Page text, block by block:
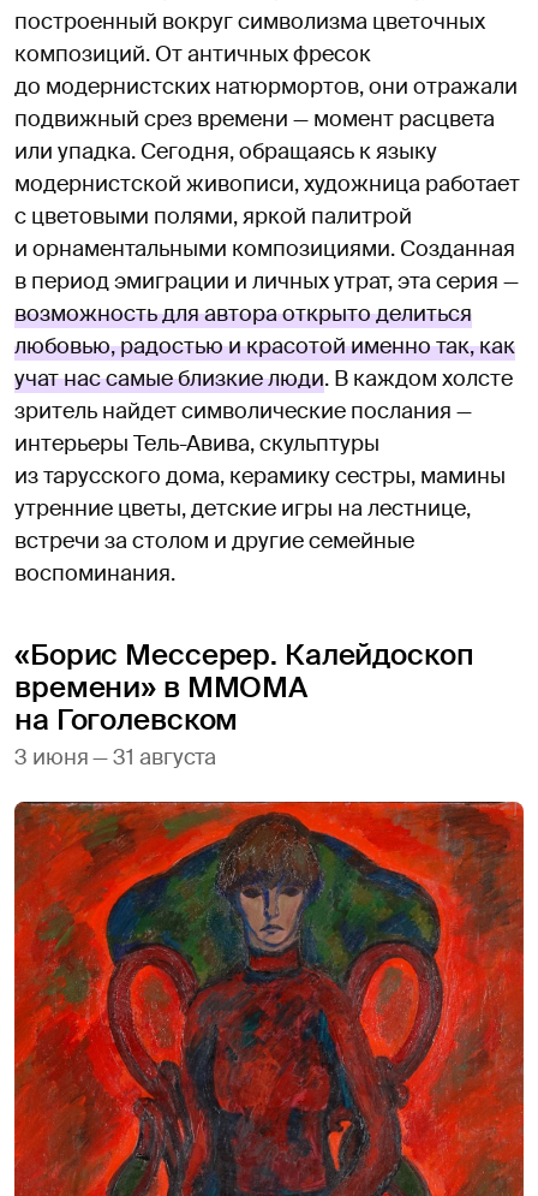
построенный вокруг символизма цветочных
композиций. От античных фресок
до модернистских натюрмортов, они отражали
подвижный срез времени — момент расцвета
или упадка. Сегодня, обращаясь к языку
модернистской живописи, художница работает
с цветовыми полями, яркой палитрой
и орнаментальными композициями. Созданная
в период эмиграции и личных утрат, эта серия —
возможность для автора открыто делиться
любовью, радостью и красотой именно так, как
учат нас самые близкие люди. В каждом холсте
зритель найдет символические послания —
интерьеры Тель-Авива, скульптуры
из тарусского дома, керамику сестры, мамины
утренние цветы, детские игры на лестнице,
встречи за столом и другие семейные
воспоминания.
«Борис Мессерер. Калейдоскоп
времени» в ММОМА
на Гоголевском
3 июня — 31 августа